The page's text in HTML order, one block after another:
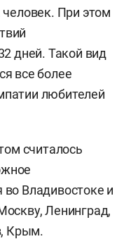
При этом
дней. Такой вид
все более
любителей
считалось
Владивостоке и
Ленинград,
Крым.